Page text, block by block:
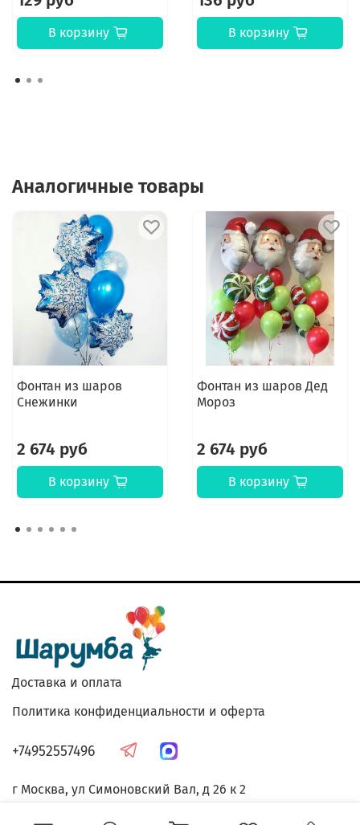
В корзину В корзину
Аналогичные товары
Фонтан из шаров
Снежинки
2 674 руб
В корзину
Фонтан из шаров Дед
Мороз
2 674 руб
В корзину
Доставка и оплата
Политика конфиденциальности и оферта
+74952557496
г Москва, ул Симоновский Вал, д 26 к 2